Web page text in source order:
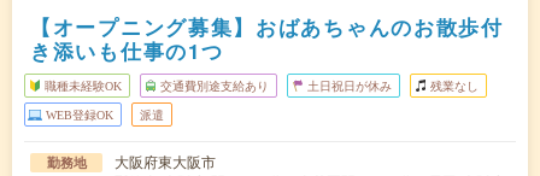
【オープニング募集】おばあちゃんのお散歩付
き添いも仕事の1つ
職種未経験OK 交通費別途支給あり 土日祝日が休み 残業なし
WEB登録OK 派遣
勤務地
大阪府東大阪市